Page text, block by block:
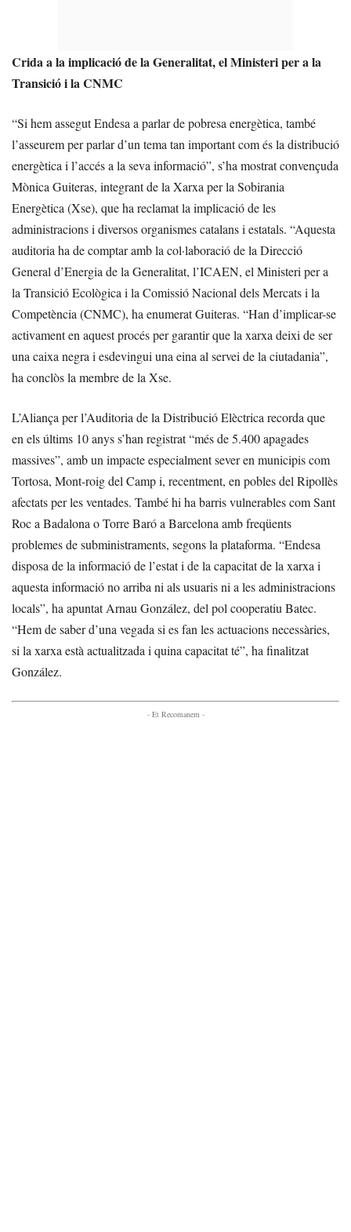
Crida a la implicació de la Generalitat, el Ministeri per a la
Transició i la CNMC
“Si hem assegut Endesa a parlar de pobresa energètica, també
l’asseurem per parlar d’un tema tan important com és la distribució
energètica i l’accés a la seva informació”, s’ha mostrat convençuda
Mònica Guiteras, integrant de la Xarxa per la Sobirania
Energètica (Xse), que ha reclamat la implicació de les
administracions i diversos organismes catalans i estatals. “Aquesta
auditoria ha de comptar amb la col·laboració de la Direcció
General d’Energia de la Generalitat, l’ICAEN, el Ministeri per a
la Transició Ecològica i la Comissió Nacional dels Mercats i la
Competència (CNMC), ha enumerat Guiteras. “Han d’implicar-se
activament en aquest procés per garantir que la xarxa deixi de ser
una caixa negra i esdevingui una eina al servei de la ciutadania”,
ha conclòs la membre de la Xse.
L’Aliança per l’Auditoria de la Distribució Elèctrica recorda que
en els últims 10 anys s’han registrat “més de 5.400 apagades
massives”, amb un impacte especialment sever en municipis com
Tortosa, Mont-roig del Camp i, recentment, en pobles del Ripollès
afectats per les ventades. També hi ha barris vulnerables com Sant
Roc a Badalona o Torre Baró a Barcelona amb freqüents
problemes de subministraments, segons la plataforma. “Endesa
disposa de la informació de l’estat i de la capacitat de la xarxa i
aquesta informació no arriba ni als usuaris ni a les administracions
locals”, ha apuntat Arnau González, del pol cooperatiu Batec.
“Hem de saber d’una vegada si es fan les actuacions necessàries,
si la xarxa està actualitzada i quina capacitat té”, ha finalitzat
González.
- Et Recomanem -